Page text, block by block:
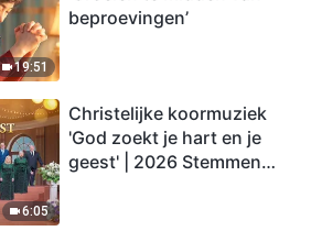
19:51
beproevingen’
6:05
Christelijke koormuziek
'God zoekt je hart en je
geest' | 2026 Stemmen